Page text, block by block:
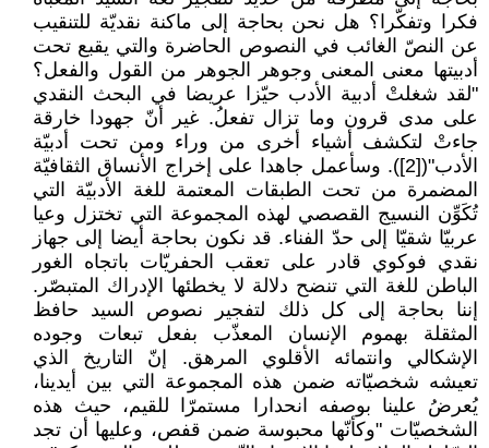
فكرا وتفكّرا؟ هل نحن بحاجة إلى ماكنة نقديّة للتنقيب
عن النصّ الغائب في النصوص الحاضرة والتي يقبع تحت
أدبيتها معنى المعنى وجوهر الجوهر من القول والفعل؟
"لقد شغلتْ أدبية الأدب حيّزا عريضا في البحث النقدي
على مدى قرون وما تزال تفعلُ. غير أنّ جهودا خارقة
جاءتْ لتكشف أشياء أخرى من وراء ومن تحت أدبيّة
الأدب"([2]). وسأعمل جاهدا على إخراج الأنساق الثقافيّة
المضمرة من تحت الطبقات المعتمة للغة الأدبيّة التي
تُكَوِّن النسيج القصصي لهذه المجموعة التي تختزل وعيا
عربيّا شقيّا إلى حدّ الفناء. قد نكون بحاجة أيضا إلى جهاز
نقدي فوكوي قادر على تعقب الحفريّات باتجاه الغور
الباطن للغة التي تنضح دلالة لا يخطئها الإدراك المتبصّر.
إننا بحاجة إلى كل ذلك لتفجير نصوص السيد حافظ
المثقلة بهموم الإنسان المعذّب بفعل تبعات وجوده
الإشكالي وانتمائه الأقلوي المرهق. إنّ التاريخ الذي
تعيشه شخصيّاته ضمن هذه المجموعة التي بين أيدينا،
يُعرضُ علينا بوصفه انحدارا مستمرّا للقيم، حيث هذه
الشخصيّات "وكأنّها محبوسة ضمن قفص، وعليها أن تجد